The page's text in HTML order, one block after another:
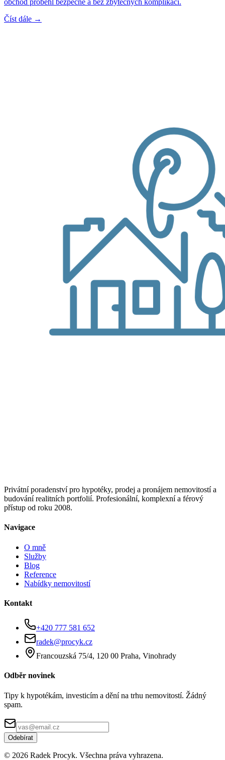
obchod proběhl bezpečně a bez zbytečných komplikací.
Číst dále →
Privátní poradenství pro hypotéky, prodej a pronájem nemovitostí a
budování realitních portfolií. Profesionální, komplexní a férový
přístup od roku 2008.
Navigace
O mně
Služby
Blog
Reference
Nabídky nemovitostí
Kontakt
+420 777 581 652
radek@procyk.cz
Francouzská 75/4, 120 00 Praha, Vinohrady
Odběr novinek
Tipy k hypotékám, investicím a dění na trhu nemovitostí. Žádný
spam.
Odebírat
© 2026 Radek Procyk. Všechna práva vyhrazena.